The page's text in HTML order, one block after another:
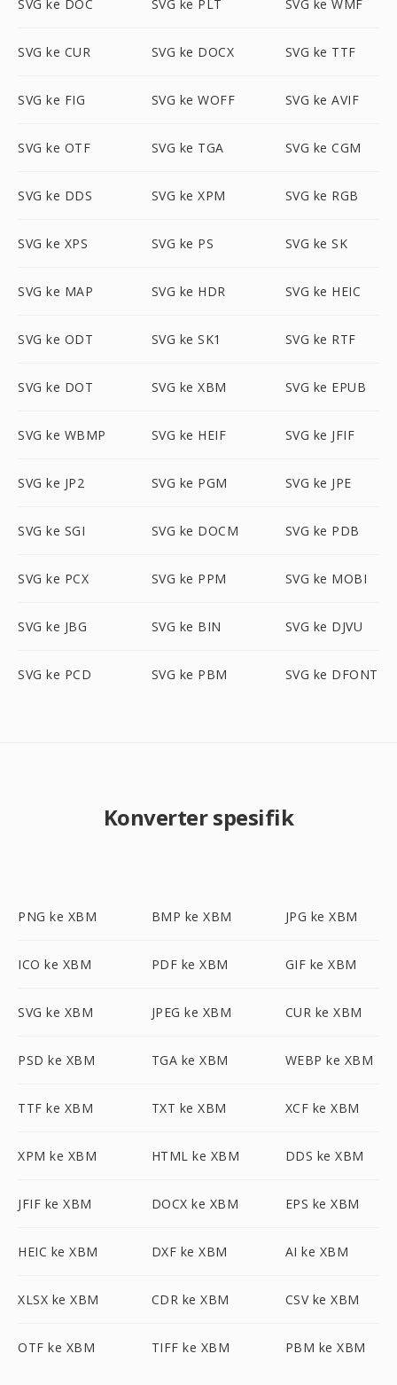
SVG ke DOC SVG ke PLT SVG ke WMF
SVG ke CUR SVG ke DOCX SVG ke TTF
SVG ke FIG SVG ke WOFF SVG ke AVIF
SVG ke OTF SVG ke TGA SVG ke CGM
SVG ke DDS SVG ke XPM SVG ke RGB
SVG ke XPS SVG ke PS SVG ke SK
SVG ke MAP SVG ke HDR SVG ke HEIC
SVG ke ODT SVG ke SK1 SVG ke RTF
SVG ke DOT SVG ke XBM SVG ke EPUB
SVG ke WBMP SVG ke HEIF SVG ke JFIF
SVG ke JP2 SVG ke PGM SVG ke JPE
SVG ke SGI SVG ke DOCM SVG ke PDB
SVG ke PCX SVG ke PPM SVG ke MOBI
SVG ke JBG SVG ke BIN SVG ke DJVU
SVG ke PCD SVG ke PBM SVG ke DFONT
Konverter spesifik
PNG ke XBM BMP ke XBM JPG ke XBM
ICO ke XBM PDF ke XBM GIF ke XBM
SVG ke XBM JPEG ke XBM CUR ke XBM
PSD ke XBM TGA ke XBM WEBP ke XBM
TTF ke XBM TXT ke XBM XCF ke XBM
XPM ke XBM HTML ke XBM DDS ke XBM
JFIF ke XBM DOCX ke XBM EPS ke XBM
HEIC ke XBM DXF ke XBM AI ke XBM
XLSX ke XBM CDR ke XBM CSV ke XBM
OTF ke XBM TIFF ke XBM PBM ke XBM